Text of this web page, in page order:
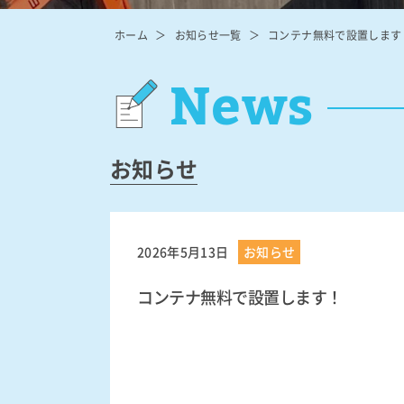
ホーム お知らせ一覧 コンテナ無料で設置しま
News
お知らせ
2026年5月13日 お知らせ
コンテナ無料で設置します！